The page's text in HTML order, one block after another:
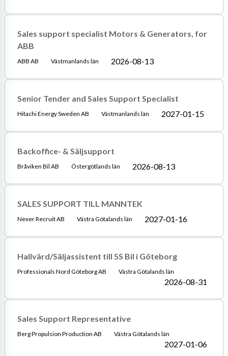
Sales support specialist Motors & Generators, for
ABB
ABB AB Västmanlands län 2026-08-13
Senior Tender and Sales Support Specialist
Hitachi Energy Sweden AB Västmanlands län 2027-01-15
Backoffice- & Säljsupport
Bråviken Bil AB Östergötlands län 2026-08-13
SALES SUPPORT TILL MANNTEK
Nexer Recruit AB Västra Götalands län 2027-01-16
Hallvärd/Säljassistent till 5S Bil i Göteborg
Professionals Nord Göteborg AB Västra Götalands län
2026-08-31
Sales Support Representative
Berg Propulsion Production AB Västra Götalands län
2027-01-06